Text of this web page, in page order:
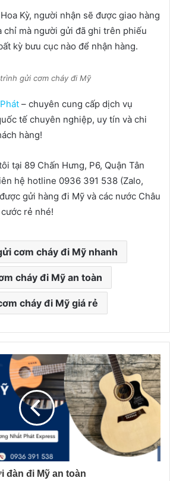
Kỳ, người nhận sẽ được giao hàng
chỉ mà người gửi đã ghi trên phiếu
kỳ bưu cục nào để nhận hàng.
gửi cơm cháy đi Mỹ
– chuyên cung cấp dịch vụ
tế chuyên nghiệp, uy tín và chi
hàng!
tại 89 Chấn Hưng, P6, Quận Tân
hệ hotline 0936 391 538 (Zalo,
gửi hàng đi Mỹ và các nước Châu
rẻ nhé!
cơm cháy đi Mỹ nhanh
cháy đi Mỹ an toàn
cháy đi Mỹ giá rẻ
đàn đi Mỹ an toàn